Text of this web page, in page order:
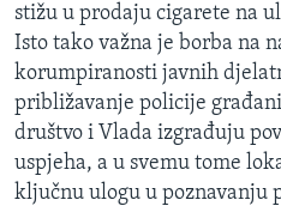
stižu u prodaju cigarete na
Isto tako važna je borba na
korumpiranosti javnih
približavanje policije
društvo i Vlada izgrađuju
uspjeha, a u svemu tome
ključnu ulogu u poznavanju